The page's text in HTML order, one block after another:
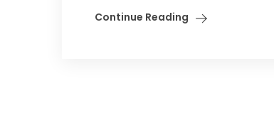
Continue Reading